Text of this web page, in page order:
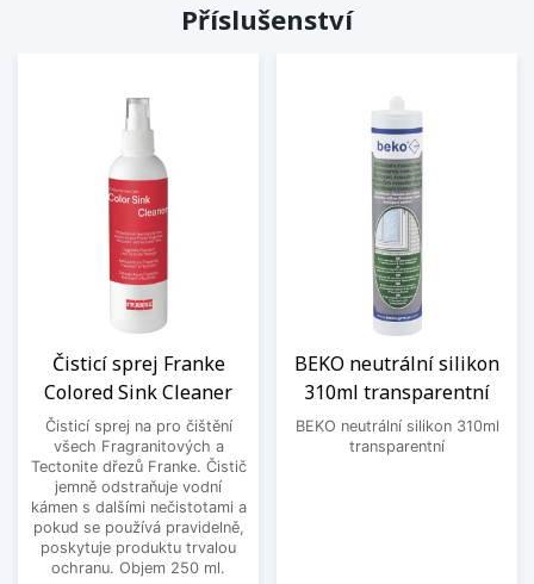
Příslušenství
Čisticí sprej Franke
Colored Sink Cleaner
Čisticí sprej na pro čištění
všech Fragranitových a
Tectonite dřezů Franke. Čistič
jemně odstraňuje vodní
kámen s dalšími nečistotami a
pokud se používá pravidelně,
poskytuje produktu trvalou
ochranu. Objem 250 ml.
BEKO neutrální silikon
310ml transparentní
BEKO neutrální silikon 310ml
transparentní